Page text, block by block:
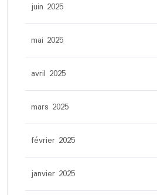
juin 2025
mai 2025
avril 2025
mars 2025
février 2025
janvier 2025